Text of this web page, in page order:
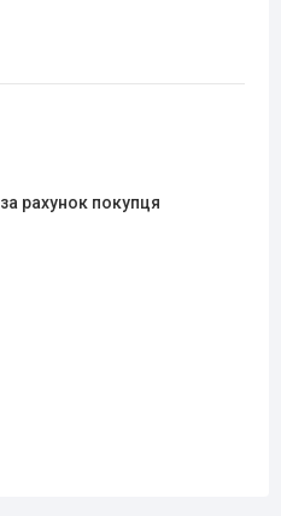
за рахунок покупця